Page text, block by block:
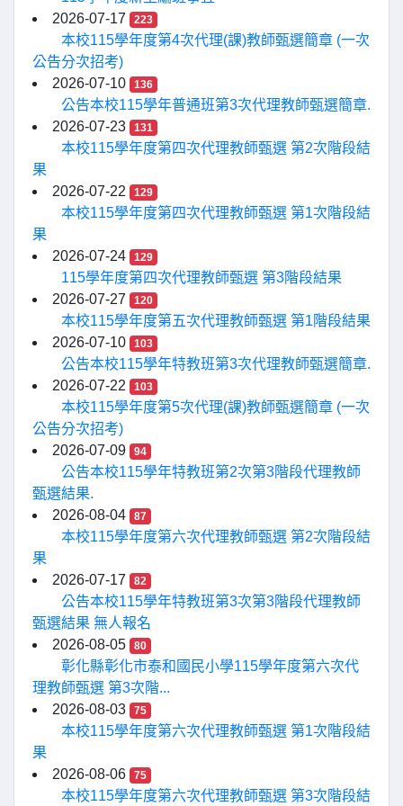
2026-07-17
223
本校115學年度第4次代理(課)教師甄選簡章 (一次
公告分次招考)
2026-07-10
136
公告本校115學年普通班第3次代理教師甄選簡章.
2026-07-23
131
本校115學年度第四次代理教師甄選 第2次階段結
果
2026-07-22
129
本校115學年度第四次代理教師甄選 第1次階段結
果
2026-07-24
129
115學年度第四次代理教師甄選 第3階段結果
2026-07-27
120
本校115學年度第五次代理教師甄選 第1階段結果
2026-07-10
103
公告本校115學年特教班第3次代理教師甄選簡章.
2026-07-22
103
本校115學年度第5次代理(課)教師甄選簡章 (一次
公告分次招考)
2026-07-09
94
公告本校115學年特教班第2次第3階段代理教師
甄選結果.
2026-08-04
87
本校115學年度第六次代理教師甄選 第2次階段結
果
2026-07-17
82
公告本校115學年特教班第3次第3階段代理教師
甄選結果 無人報名
2026-08-05
80
彰化縣彰化市泰和國民小學115學年度第六次代
理教師甄選 第3次階...
2026-08-03
75
本校115學年度第六次代理教師甄選 第1次階段結
果
2026-08-06
75
本校115學年度第六次代理教師甄選 第3次階段結